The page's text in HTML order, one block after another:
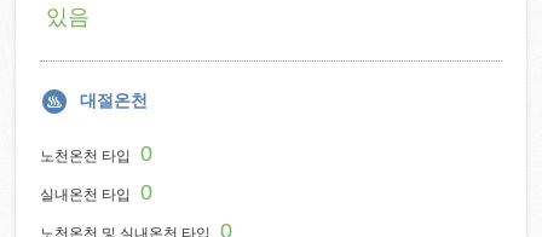
있음
대절온천
노천온천 타입 0
실내온천 타입 0
노천온천 및 실내온천 타입 0